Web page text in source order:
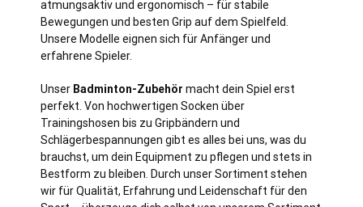
atmungsaktiv und ergonomisch – für stabile
Bewegungen und besten Grip auf dem Spielfeld.
Unsere Modelle eignen sich für Anfänger und
erfahrene Spieler.
Unser Badminton-Zubehör macht dein Spiel erst
perfekt. Von hochwertigen Socken über
Trainingshosen bis zu Gripbändern und
Schlägerbespannungen gibt es alles bei uns, was du
brauchst, um dein Equipment zu pflegen und stets in
Bestform zu bleiben. Durch unser Sortiment stehen
wir für Qualität, Erfahrung und Leidenschaft für den